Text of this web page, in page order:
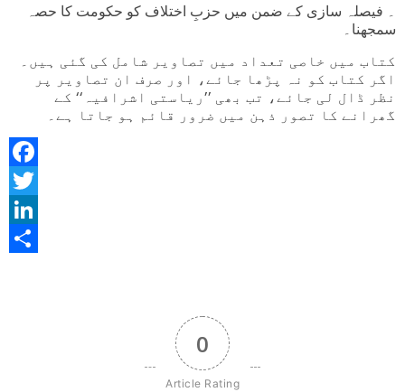
۔ فیصلہ سازی کے ضمن میں حزبِ اختلاف کو حکومت کا حصہ
سمجھنا۔
کتاب میں خاصی تعداد میں تصاویر شامل کی گئی ہیں۔
اگر کتاب کو نہ پڑھا جائے، اور صرف ان تصاویر پر
نظر ڈال لی جائے، تب بھی ’’ریاستی اشرافیہ‘‘ کے
گھرانے کا تصور ذہن میں ضرور قائم ہو جاتا ہے۔
Facebook
Twitter
LinkedIn
0
Article Rating